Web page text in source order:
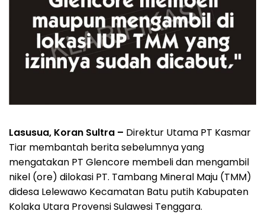
Lasusua, Koran Sultra – Direktur Utama PT Kasmar
Tiar membantah berita sebelumnya yang
mengatakan PT Glencore membeli dan mengambil
nikel (ore) dilokasi PT. Tambang Mineral Maju (TMM)
didesa Lelewawo Kecamatan Batu putih Kabupaten
Kolaka Utara Provensi Sulawesi Tenggara.